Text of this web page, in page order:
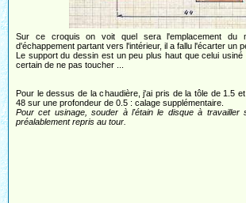
Sur ce croquis on voit quel sera l'emplacement du
d'échappement partant vers l'intérieur, il a fallu l'écarter un
Le support du dessin est un peu plus haut que celui
certain de ne pas toucher ...
Pour le dessus de la chaudière, j'ai pris de la tôle de 1.5
48 sur une profondeur de 0.5 : calage supplémentaire.
Pour cet usinage, souder à l'étain le disque à
préalablement repris au tour.